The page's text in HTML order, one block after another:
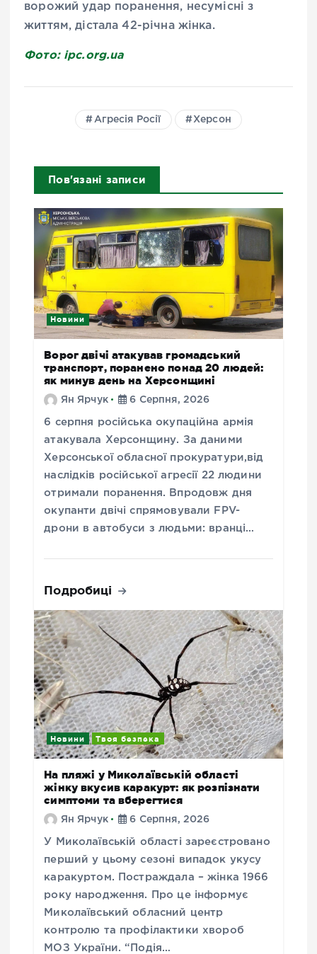
ворожий удар поранення, несумісні з
життям, дістала 42-річна жінка.
Фото: ipc.org.ua
Агресія Росії Херсон
Пов'язані записи
Новини
Ворог двічі атакував громадський
транспорт, поранено понад 20 людей:
як минув день на Херсонщині
Ян Ярчук 6 Серпня, 2026
6 серпня російська окупаційна армія
атакувала Херсонщину. За даними
Херсонської обласної прокуратури,від
наслідків російської агресії 22 людини
отримали поранення. Впродовж дня
окупанти двічі спрямовували FPV-
дрони в автобуси з людьми: вранці…
Подробиці
Новини Твоя безпека
На пляжі у Миколаївській області
жінку вкусив каракурт: як розпізнати
симптоми та вберегтися
Ян Ярчук 6 Серпня, 2026
У Миколаївській області зареєстровано
перший у цьому сезоні випадок укусу
каракуртом. Постраждала – жінка 1966
року народження. Про це інформує
Миколаївський обласний центр
контролю та профілактики хвороб
МОЗ України. “Подія…